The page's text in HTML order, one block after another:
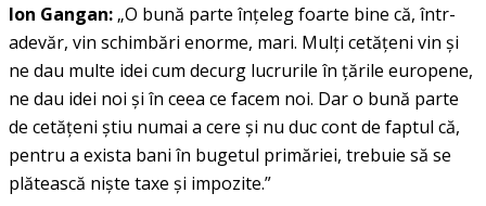
Ion Gangan: „O bună parte înţeleg foarte bine că, într-
adevăr, vin schimbări enorme, mari. Mulţi cetăţeni vin şi
ne dau multe idei cum decurg lucrurile în ţările europene,
ne dau idei noi şi în ceea ce facem noi. Dar o bună parte
de cetăţeni ştiu numai a cere şi nu duc cont de faptul că,
pentru a exista bani în bugetul primăriei, trebuie să se
plătească nişte taxe şi impozite.”